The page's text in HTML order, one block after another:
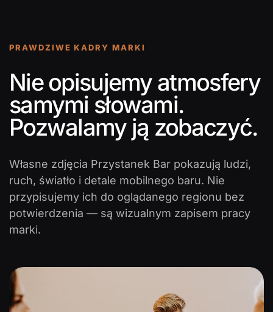
PRAWDZIWE KADRY MARKI
Nie opisujemy atmosfery
samymi słowami.
Pozwalamy ją zobaczyć.
Własne zdjęcia Przystanek Bar pokazują ludzi,
ruch, światło i detale mobilnego baru. Nie
przypisujemy ich do oglądanego regionu bez
potwierdzenia — są wizualnym zapisem pracy
marki.